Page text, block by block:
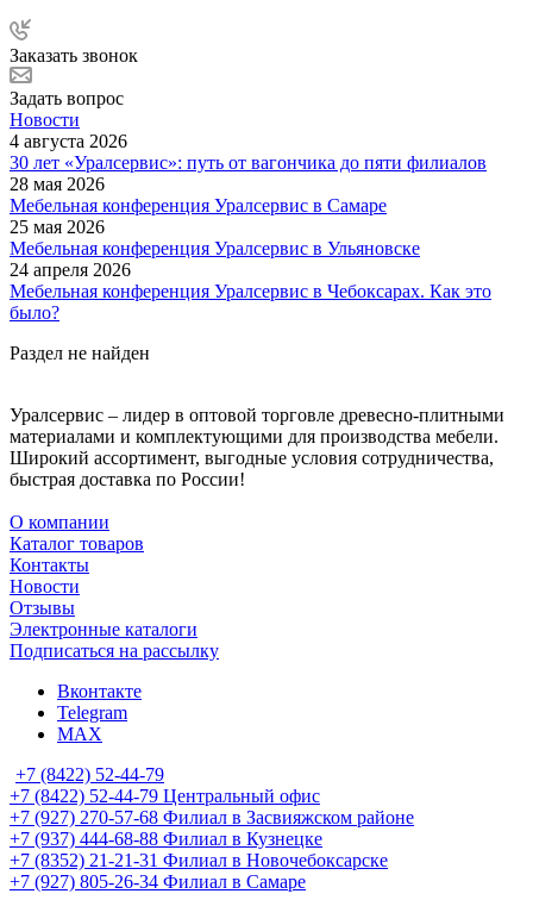
Заказать звонок
Задать вопрос
Новости
4 августа 2026
30 лет «Уралсервис»: путь от вагончика до пяти филиалов
28 мая 2026
Мебельная конференция Уралсервис в Самаре
25 мая 2026
Мебельная конференция Уралсервис в Ульяновске
24 апреля 2026
Мебельная конференция Уралсервис в Чебоксарах. Как это
было?
Раздел не найден
Уралсервис – лидер в оптовой торговле древесно-плитными
материалами и комплектующими для производства мебели.
Широкий ассортимент, выгодные условия сотрудничества,
быстрая доставка по России!
О компании
Каталог товаров
Контакты
Новости
Отзывы
Электронные каталоги
Подписаться на рассылку
Вконтакте
Telegram
MAX
+7 (8422) 52-44-79
+7 (8422) 52-44-79 Центральный офис
+7 (927) 270-57-68 Филиал в Засвияжском районе
+7 (937) 444-68-88 Филиал в Кузнецке
+7 (8352) 21-21-31 Филиал в Новочебоксарске
+7 (927) 805-26-34 Филиал в Самаре